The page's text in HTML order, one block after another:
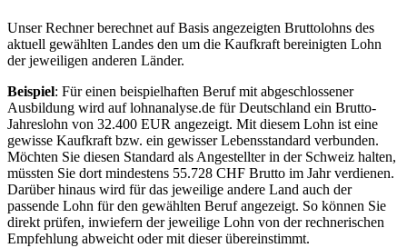
Unser Rechner berechnet auf Basis angezeigten Bruttolohns des
aktuell gewählten Landes den um die Kaufkraft bereinigten Lohn
der jeweiligen anderen Länder.
Beispiel: Für einen beispielhaften Beruf mit abgeschlossener
Ausbildung wird auf lohnanalyse.de für Deutschland ein Brutto-
Jahreslohn von 32.400 EUR angezeigt. Mit diesem Lohn ist eine
gewisse Kaufkraft bzw. ein gewisser Lebensstandard verbunden.
Möchten Sie diesen Standard als Angestellter in der Schweiz halten,
müssten Sie dort mindestens 55.728 CHF Brutto im Jahr verdienen.
Darüber hinaus wird für das jeweilige andere Land auch der
passende Lohn für den gewählten Beruf angezeigt. So können Sie
direkt prüfen, inwiefern der jeweilige Lohn von der rechnerischen
Empfehlung abweicht oder mit dieser übereinstimmt.